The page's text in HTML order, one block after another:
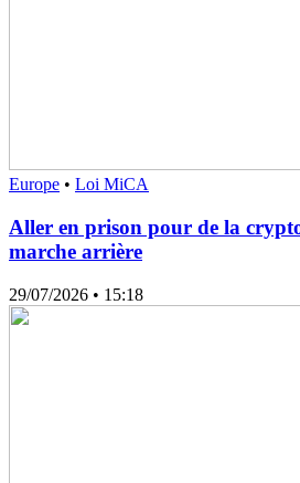
Europe • Loi MiCA
Aller en prison pour de la
marche arrière
29/07/2026 • 15:18